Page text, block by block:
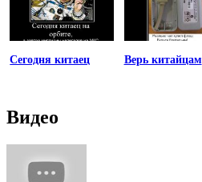
Сегодня китаец Верь китайцам
Видео